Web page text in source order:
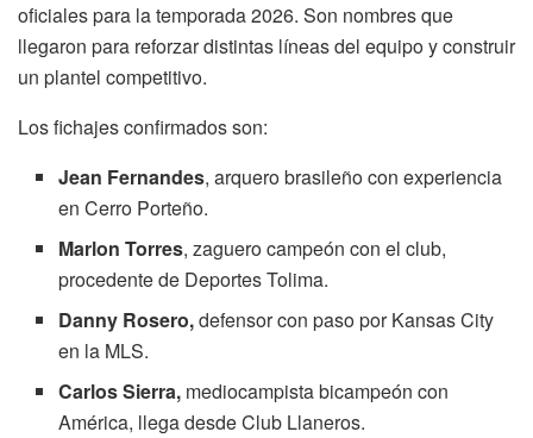
oficiales para la temporada 2026. Son nombres que
llegaron para reforzar distintas líneas del equipo y construir
un plantel competitivo.
Los fichajes confirmados son:
Jean Fernandes, arquero brasileño con experiencia
en Cerro Porteño.
Marlon Torres, zaguero campeón con el club,
procedente de Deportes Tolima.
Danny Rosero,defensor con paso por Kansas City
en la MLS.
Carlos Sierra, mediocampista bicampeón con
América, llega desde Club Llaneros.